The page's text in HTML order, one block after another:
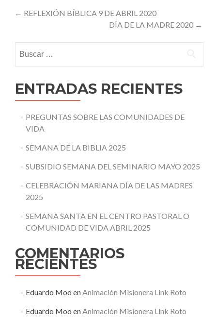
Post
← REFLEXIÓN BÍBLICA 9 DE ABRIL 2020
DÍA DE LA MADRE 2020 →
ENTRADAS RECIENTES
PREGUNTAS SOBRE LAS COMUNIDADES DE
VIDA
SEMANA DE LA BIBLIA 2025
SUBSIDIO SEMANA DEL SEMINARIO MAYO 2025
CELEBRACIÓN MARIANA DÍA DE LAS MADRES
2025
SEMANA SANTA EN EL CENTRO PASTORAL O
COMUNIDAD DE VIDA ABRIL 2025
COMENTARIOS
RECIENTES
Eduardo Moo enAnimación Misionera Link Roto
Eduardo Moo enAnimación Misionera Link Roto